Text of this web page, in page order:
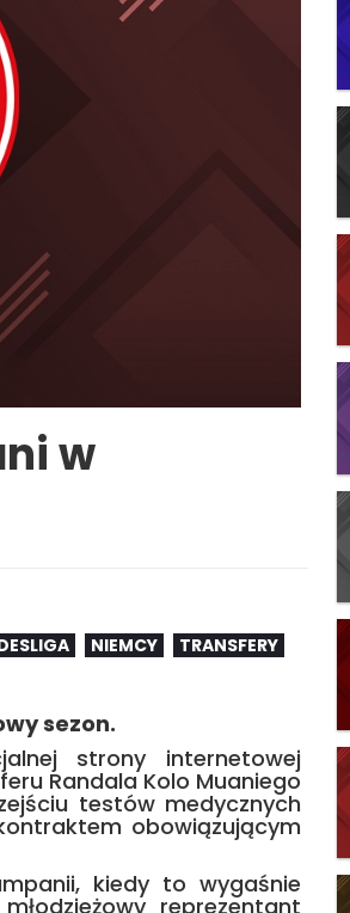
w
NIEMCY TRANSFERY
sezon.
strony internetowej
Randala Kolo Muaniego
testów medycznych
obowiązującym
kiedy to wygaśnie
reprezentant